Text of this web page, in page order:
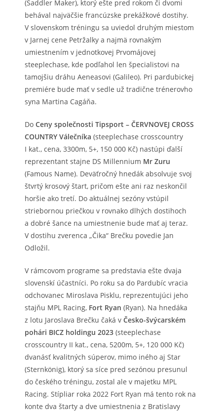
(Saddler Maker), ktorý ešte pred rokom či dvomi
behával najväčšie francúzske prekážkové dostihy.
V slovenskom tréningu sa uviedol druhým miestom
v Jarnej cene Petržalky a najmä rovnakým
umiestnením v jednotkovej Prvomájovej
steeplechase, kde podľahol len špecialistovi na
tamojšiu dráhu Aeneasovi (Galileo). Pri pardubickej
premiére bude mať v sedle už tradične trénerovho
syna Martina Cagáňa.
Do Ceny společnosti Tipsport – ČERVNOVEJ CROSS
COUNTRY Válečníka (steeplechase crosscountry
I kat., cena, 3300m, 5+, 150 000 Kč) nastúpi ďalší
reprezentant stajne DS Millennium Mr Zuru
(Famous Name). Deväťročný hnedák absolvuje svoj
štvrtý krosový štart, pričom ešte ani raz neskončil
horšie ako tretí. Do aktuálnej sezóny vstúpil
striebornou priečkou v rovnako dlhých dostihoch
a dobré šance na umiestnenie bude mať aj teraz.
V dostihu zverenca „Čika“ Brečku povedie Jan
Odložil.
V rámcovom programe sa predstavia ešte dvaja
slovenskí účastníci. Po roku sa do Pardubíc vracia
odchovanec Miroslava Pisklu, reprezentujúci jeho
stajňu MPL Racing, Fort Ryan (Ryan). Na hnedáka
z lotu Jaroslava Brečku čaká v Česko-švýcarském
pohári BICZ holdingu 2023 (steeplechase
crosscountry II kat., cena, 5200m, 5+, 120 000 Kč)
dvanásť kvalitných súperov, mimo iného aj Star
(Sternkönig), ktorý sa síce pred sezónou presunul
do českého tréningu, zostal ale v majetku MPL
Racing. Stípliar roka 2022 Fort Ryan má tento rok na
konte dva štarty a dve umiestnenia z Bratislavy